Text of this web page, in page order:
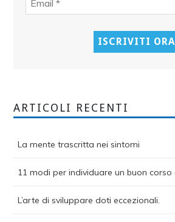
ARTICOLI RECENTI
La mente trascritta nei sintomi
11 modi per individuare un buon corso
L’arte di sviluppare doti eccezionali.